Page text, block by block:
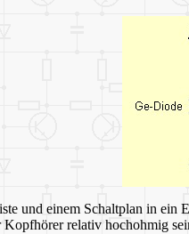
und einem Schaltplan in
relativ hochohmig